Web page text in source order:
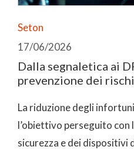
Seton
17/06/2026
Dalla segnaletica ai
prevenzione dei
La riduzione degli
l’obiettivo perseguito con
sicurezza e dei dispositivi